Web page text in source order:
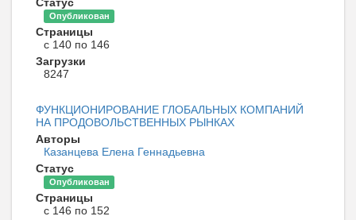
Опубликован
Страницы
с 140 по 146
Загрузки
8247
ФУНКЦИОНИРОВАНИЕ ГЛОБАЛЬНЫХ КОМПАНИЙ
НА ПРОДОВОЛЬСТВЕННЫХ РЫНКАХ
Авторы
Казанцева Елена Геннадьевна
Статус
Опубликован
Страницы
с 146 по 152